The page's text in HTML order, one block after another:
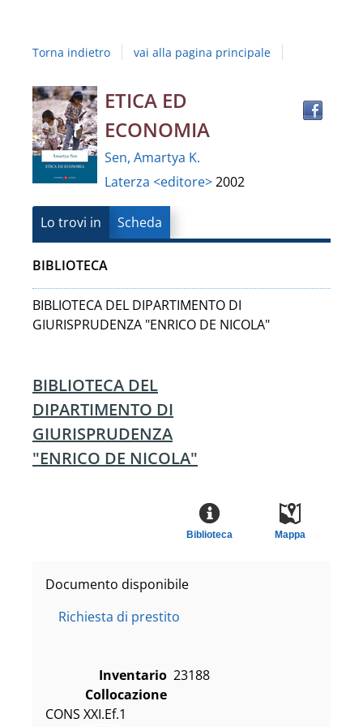
Campania
Vanvitelli"
Torna indietro vai alla pagina principale
Dettaglio
del
documento
ETICA ED
ECONOMIA
Sen, Amartya K.
Laterza <editore>2002
Lo trovi in Scheda
BIBLIOTECA
BIBLIOTECA DEL DIPARTIMENTO DI
GIURISPRUDENZA "ENRICO DE NICOLA"
BIBLIOTECA DEL
DIPARTIMENTO DI
GIURISPRUDENZA
"ENRICO DE NICOLA"
Mappa
Biblioteca
Documento disponibile
Richiesta di prestito
Inventario 23188
Collocazione
CONS XXI.Ef.1